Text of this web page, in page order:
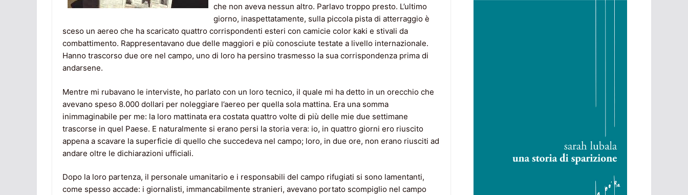
che non aveva nessun altro. Parlavo troppo presto. L’ultimo
giorno, inaspettatamente, sulla piccola pista di atterraggio è
sceso un aereo che ha scaricato quattro corrispondenti esteri con camicie color kaki e stivali da
combattimento. Rappresentavano due delle maggiori e più conosciute testate a livello internazionale.
Hanno trascorso due ore nel campo, uno di loro ha persino trasmesso la sua corrispondenza prima di
andarsene.
Mentre mi rubavano le interviste, ho parlato con un loro tecnico, il quale mi ha detto in un orecchio che
avevano speso 8.000 dollari per noleggiare l’aereo per quella sola mattina. Era una somma
inimmaginabile per me: la loro mattinata era costata quattro volte di più delle mie due settimane
trascorse in quel Paese. E naturalmente si erano persi la storia vera: io, in quattro giorni ero riuscito
appena a scavare la superficie di quello che succedeva nel campo; loro, in due ore, non erano riusciti ad
andare oltre le dichiarazioni ufficiali.
Dopo la loro partenza, il personale umanitario e i responsabili del campo rifugiati si sono lamentanti,
come spesso accade: i giornalisti, immancabilmente stranieri, avevano portato scompiglio nel campo